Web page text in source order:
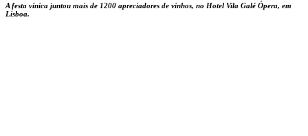
A festa vínica juntou mais de 1200 apreciadores de vinhos, no Hotel Vila Galé Ópera, em
Lisboa.